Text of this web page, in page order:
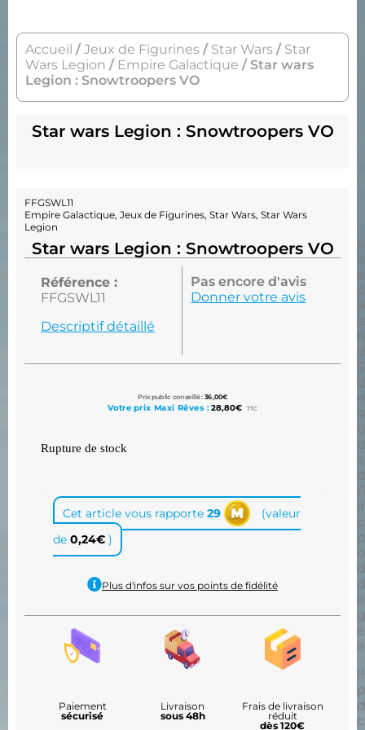
Accueil /Jeux de Figurines / Star Wars / Star
Wars Legion / Empire Galactique / Star wars
Legion : Snowtroopers VO
Star wars Legion : Snowtroopers VO
FFGSWL11
Empire Galactique, Jeux de Figurines, Star Wars, Star Wars
Legion
Star wars Legion : Snowtroopers VO
Référence :
FFGSWL11
Descriptif détaillé
Pas encore d'avis
Donner votre avis
Prix public conseillé : 36,00€
Votre prix Maxi Rêves : 28,80€ TTC
Rupture de stock
Cet article vous rapporte 29
(valeur
de 0,24€ )
Plus d'infos sur vos points de fidélité
Paiement
sécurisé
Livraison
sous 48h
Frais de livraison
réduit
dès 120€